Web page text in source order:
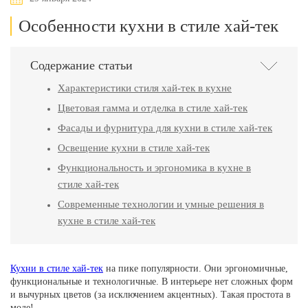
Особенности кухни в стиле хай-тек
Содержание статьи
Характеристики стиля хай-тек в кухне
Цветовая гамма и отделка в стиле хай-тек
Фасады и фурнитура для кухни в стиле хай-тек
Освещение кухни в стиле хай-тек
Функциональность и эргономика в кухне в
стиле хай-тек
Современные технологии и умные решения в
кухне в стиле хай-тек
Кухни в стиле хай-тек на пике популярности. Они эргономичные,
функциональные и технологичные. В интерьере нет сложных форм
и вычурных цветов (за исключением акцентных). Такая простота в